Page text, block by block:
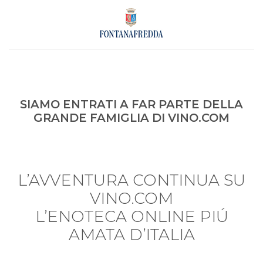
SIAMO ENTRATI A FAR PARTE DELLA
GRANDE FAMIGLIA DI VINO.COM
L’AVVENTURA CONTINUA SU
VINO.COM
L’ENOTECA ONLINE PIÚ
AMATA D’ITALIA